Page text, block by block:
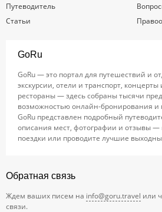
Путеводитель
Статьи
GoRu
GoRu — это портал для путешествий и
экскурсии, отели и транспорт, концерты
рестораны — здесь собраны тысячи
возможностью онлайн-бронирования и
GoRu представлен подробный
описания мест, фотографии и отзывы
поездки или проводите лучшие
Обратная связь
Ждем ваших писем на info@goru.travel или
связи.